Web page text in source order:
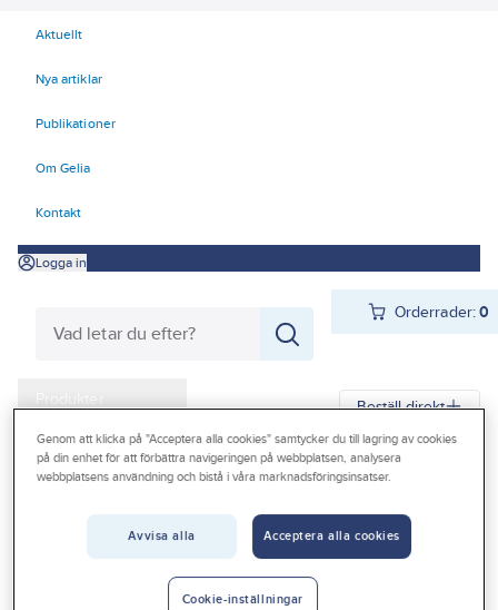
Aktuellt
Nya artiklar
Publikationer
Om Gelia
Kontakt
Logga in
Orderrader:0
Produkter
Kampanjer
Outlet
Beställ direkt
Gelia Produkter Gelia Butiksmaterial Säljställ
Golvdisplay,
tom, Tesa
Genom att klicka på "Acceptera alla cookies" samtycker du till lagring av cookies
på din enhet för att förbättra navigeringen på webbplatsen, analysera
webbplatsens användning och bistå i våra marknadsföringsinsatser.
Avvisa alla Acceptera alla cookies
Cookie-inställningar